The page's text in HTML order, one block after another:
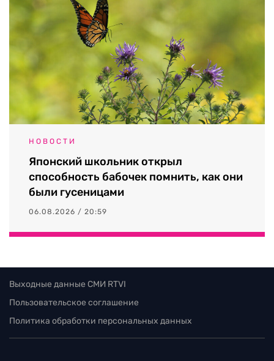
НОВОСТИ
Японский школьник открыл
способность бабочек помнить, как они
были гусеницами
06.08.2026 / 20:59
Выходные данные СМИ RTVI
Пользовательское соглашение
Политика обработки персональных данных